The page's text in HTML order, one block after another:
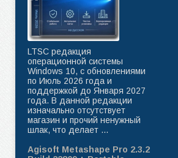
LTSC редакция
операционной системы
Windows 10, с обновлениями
по Июль 2026 года и
поддержкой до Января 2027
года. В данной редакции
изначально отсутствует
магазин и прочий ненужный
шлак, что делает ...
Agisoft Metashape Pro 2.3.2